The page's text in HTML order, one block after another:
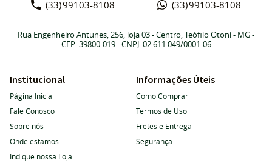
(33)99103-8108 (33)99103-8108
Rua Engenheiro Antunes, 256, loja 03-Centro, Teófilo Otoni- MG-
CEP: 39800-019- CNPJ: 02.611.049/0001-06
Institucional
Página Inicial
Fale Conosco
Sobre nós
Onde estamos
Indique nossa Loja
Informações Úteis
Como Comprar
Termos de Uso
Fretes e Entrega
Segurança